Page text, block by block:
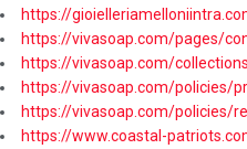
https://
https://vivasoap.com/pages/
https://vivasoap.com/
https://vivasoap.com/policies/
https://vivasoap.com/policies/
https://www.coastal-